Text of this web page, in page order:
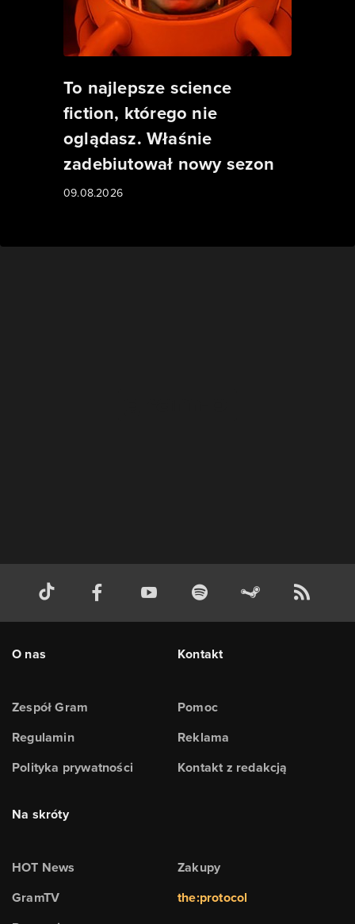
To najlepsze science
fiction, którego nie
oglądasz. Właśnie
zadebiutował nowy sezon
09.08.2026
O nas
Zespół Gram
Regulamin
Polityka prywatności
Kontakt
Pomoc
Reklama
Kontakt z redakcją
Na skróty
HOT News
GramTV
Zakupy
the:protocol